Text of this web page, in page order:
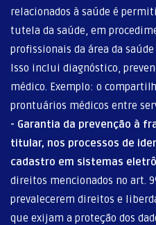
relacionados à saúde é
tutela da saúde, em
profissionais da área da
Isso inclui diagnóstico,
médico. Exemplo: o
prontuários médicos entre
- Garantia da prevenção à
titular, nos processos de
cadastro em sistemas
direitos mencionados no art.
prevalecerem direitos e
que exijam a proteção dos